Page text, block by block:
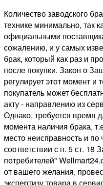
Количество заводского
технике минимально, так
официальными
сожалению, и у самых
брак, который как раз и
после покупки. Закон о
регулирует этот момент и
покупатель может
акту - направлению из
Однако, требуется время
момента наличия брака,
место неисправность и
соответствии с п. 5 ст. 18
потребителей"
от вашего желания,
экспертизу товара в